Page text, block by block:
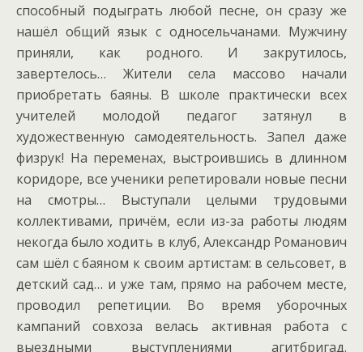
способный подыграть любой песне, он сразу же
нашёл общий язык с односельчанами. Мужчину
приняли, как родного. И закрутилось,
завертелось… Жители села массово начали
приобретать баяны. В школе практически всех
учителей молодой педагог затянул в
художественную самодеятельность. Запел даже
физрук! На переменах, выстроившись в длинном
коридоре, все ученики репетировали новые песни
на смотры… Выступали целыми трудовыми
коллективами, причём, если из-за работы людям
некогда было ходить в клуб, Александр Романович
сам шёл с баяном к своим артистам: в сельсовет, в
детский сад… и уже там, прямо на рабочем месте,
проводил репетиции. Во время уборочных
кампаний совхоза велась активная работа с
выездными выступлениями агитбригад.